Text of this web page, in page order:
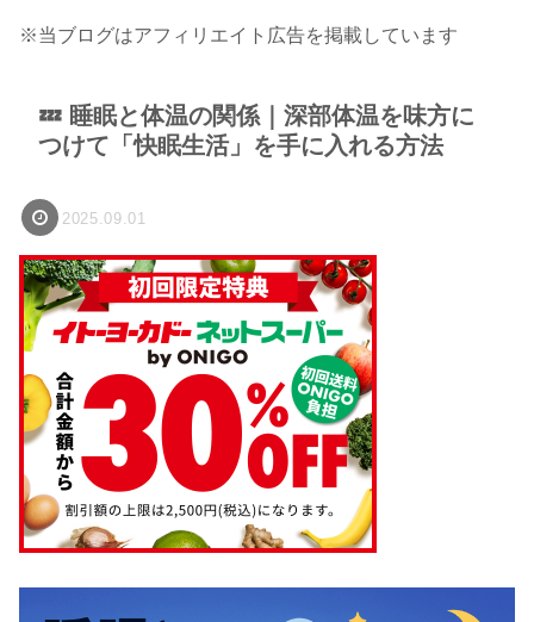
※当ブログはアフィリエイト広告を掲載しています
💤 睡眠と体温の関係｜深部体温を味方に
つけて「快眠生活」を手に入れる方法
2025.09.01